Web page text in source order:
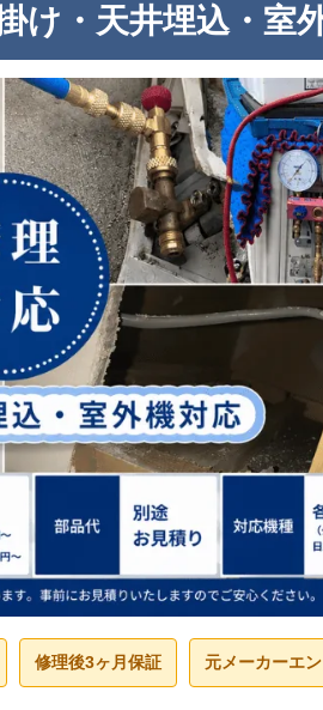
け・天井埋込・室外
修理後3ヶ月保証 元メーカーエ